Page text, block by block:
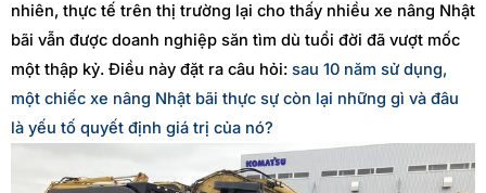
nhiên, thực tế trên thị trường lại cho thấy nhiều xe nâng Nhật
bãi vẫn được doanh nghiệp săn tìm dù tuổi đời đã vượt mốc
một thập kỷ. Điều này đặt ra câu hỏi: sau 10 năm sử dụng,
một chiếc xe nâng Nhật bãi thực sự còn lại những gì và đâu
là yếu tố quyết định giá trị của nó?